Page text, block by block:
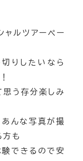
ャルツアーペー
切りしたいなら
思う存分楽しみ
あんな写真が撮
方も
験できるので安